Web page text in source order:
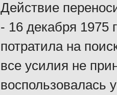
Действие
- 16 декабря 1975
потратила на
все усилия не
воспользовалась